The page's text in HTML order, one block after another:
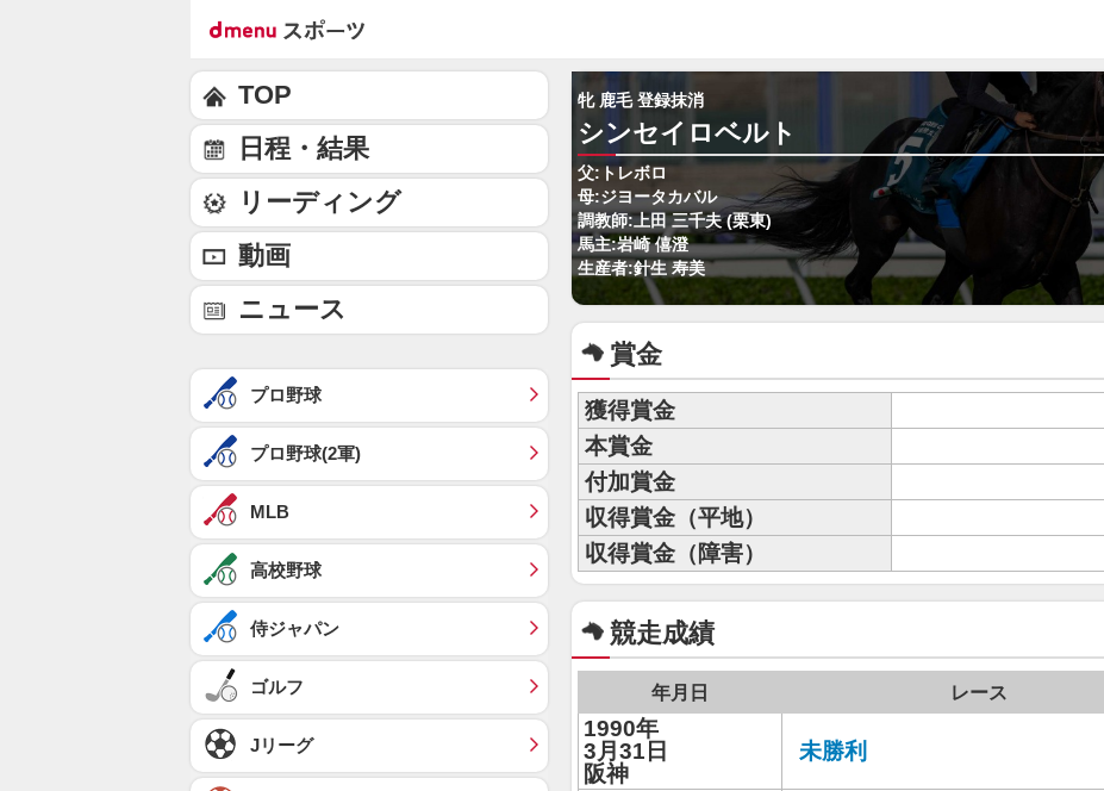
牝 鹿毛 登録抹消
シンセイロベルト
父:トレボロ
母:ジヨータカバル
調教師:上田 三千夫 (栗東)
馬主:岩崎 僖澄
生産者:針生 寿美
賞金
獲得賞金
本賞金
付加賞金
収得賞金（平地）
収得賞金（障害）
競走成績
年月日 レース
1990年
3月31日
阪神
未勝利
TOP
日程・結果
リーディング
動画
ニュース
プロ野球
プロ野球(2軍)
MLB
高校野球
侍ジャパン
ゴルフ
Jリーグ